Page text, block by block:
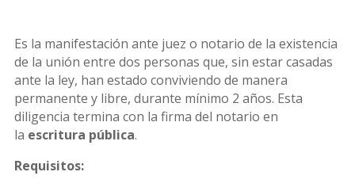
Es la manifestación ante juez o notario de la existencia
de la unión entre dos personas que, sin estar casadas
ante la ley, han estado conviviendo de manera
permanente y libre, durante mínimo 2 años. Esta
diligencia termina con la firma del notario en
la escritura pública.
Requisitos: